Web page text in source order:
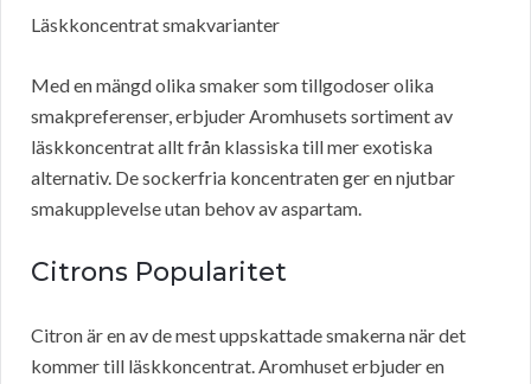
Läskkoncentrat smakvarianter
Med en mängd olika smaker som tillgodoser olika
smakpreferenser, erbjuder Aromhusets sortiment av
läskkoncentrat allt från klassiska till mer exotiska
alternativ. De sockerfria koncentraten ger en njutbar
smakupplevelse utan behov av aspartam.
Citrons Popularitet
Citron är en av de mest uppskattade smakerna när det
kommer till läskkoncentrat. Aromhuset erbjuder en